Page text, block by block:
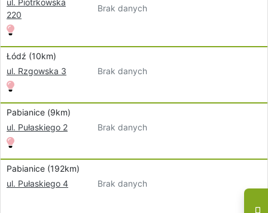
ul. Piotrkowska
220
Brak danych
Łódź (10km)
ul. Rzgowska 3
Brak danych
Pabianice (9km)
ul. Pułaskiego 2
Brak danych
Pabianice (192km)
ul. Pułaskiego 4
Brak danych